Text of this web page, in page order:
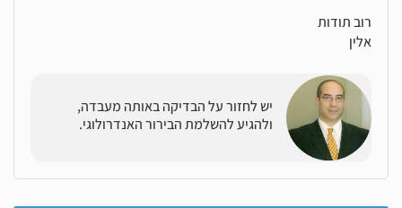
רוב תודות
אלין
יש לחזור על הבדיקה באותה מעבדה,
ולהגיע להשלמת הבירור האנדרולוגי.